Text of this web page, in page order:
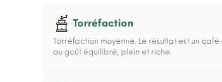
Torréfaction
Torréfaction moyenne. Le résultat est un
au goût équilibré, plein et riche.